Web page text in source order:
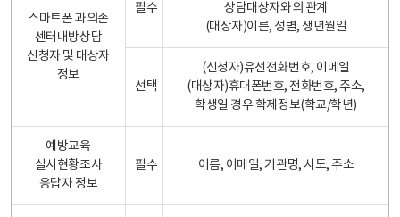
스마트폰 과의존
센터내방상담
신청자 및 대상자
정보
필수
상담대상자와의 관계
(대상자)이른, 성별, 생년월일
선택
(신청자)유선전화번호, 이메일
(대상자)휴대폰번호, 전화번호, 주소,
학생일 경우 학제정보(학교/학년)
예방교육
실시현황조사
응답자 정보
필수 이름, 이메일, 기관명, 시도, 주소